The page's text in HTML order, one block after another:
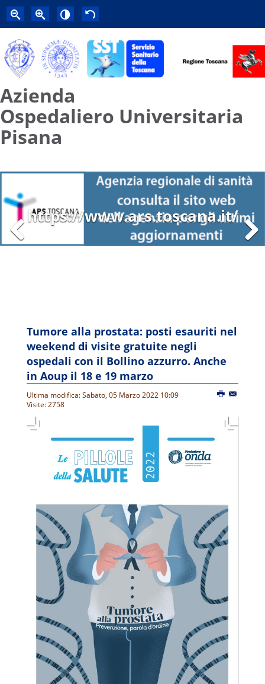
Azienda
Ospedaliero Universitaria
Pisana
https://www.ars.toscana.it/
Previous Next
Tumore alla prostata: posti esauriti nel
weekend di visite gratuite negli
ospedali con il Bollino azzurro. Anche
in Aoup il 18 e 19 marzo
Ultima modifica: Sabato, 05 Marzo 2022 10:09
Visite: 2758